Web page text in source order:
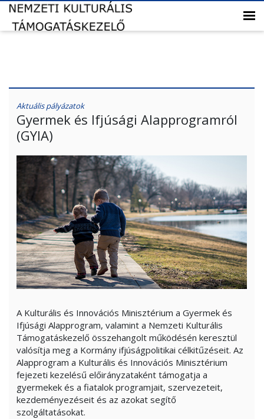
Aktuális pályázatok
Gyermek és Ifjúsági Alapprogramról
(GYIA)
A Kulturális és Innovációs Minisztérium a Gyermek és
Ifjúsági Alapprogram, valamint a Nemzeti Kulturális
Támogatáskezelő összehangolt működésén keresztül
valósítja meg a Kormány ifjúságpolitikai célkitűzéseit. Az
Alapprogram a Kulturális és Innovációs Minisztérium
fejezeti kezelésű előirányzataként támogatja a
gyermekek és a fiatalok programjait, szervezeteit,
kezdeményezéseit és az azokat segítő
szolgáltatásokat.